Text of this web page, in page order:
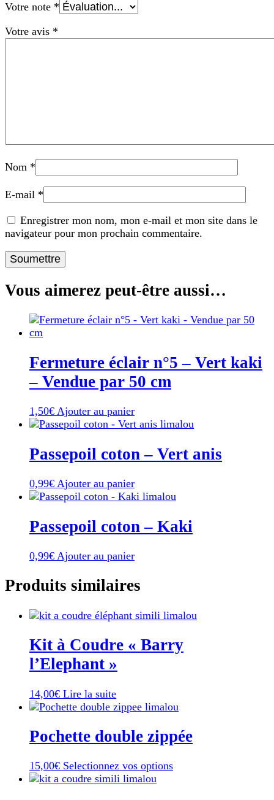
Votre note *
Votre avis *
Nom *
E-mail *
Enregistrer mon nom, mon e-mail et mon site dans le
navigateur pour mon prochain commentaire.
Vous aimerez peut-être aussi…
Fermeture éclair n°5 – Vert kaki
– Vendue par 50 cm
1,50€ Ajouter au panier
Passepoil coton – Vert anis
0,99€ Ajouter au panier
Passepoil coton – Kaki
0,99€ Ajouter au panier
Produits similaires
Kit à Coudre « Barry
l’Elephant »
14,00€ Lire la suite
Pochette double zippée
15,00€ Selectionnez vos optionsCe